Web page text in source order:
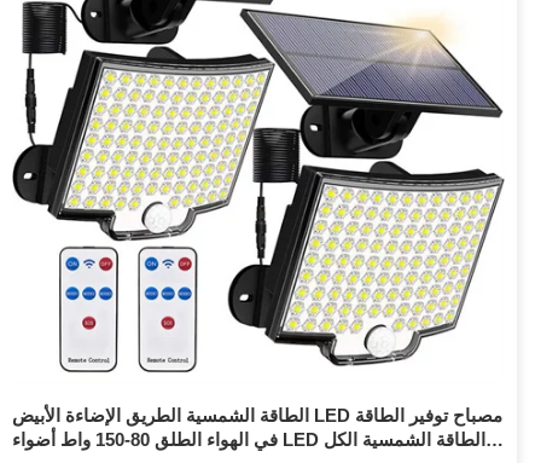
الطاقة الشمسية الطريق الإضاءة الأبيض LED مصباح توفير الطاقة
في الهواء الطلق 80-150 واط أضواء LED الطاقة الشمسية الكل